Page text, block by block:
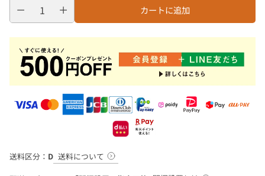
カートに追加
送料区分： D 送料について